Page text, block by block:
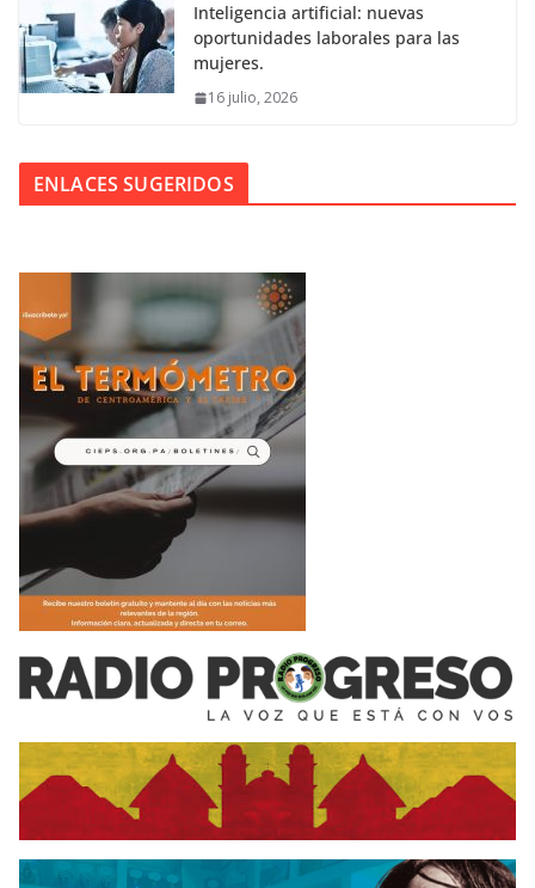
Inteligencia artificial: nuevas
oportunidades laborales para las
mujeres.
16 julio, 2026
ENLACES SUGERIDOS